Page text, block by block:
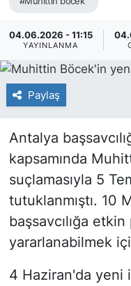
04.06.2026 - 11:15
YAYINLANMA
Paylaş
Antalya
kapsamında
suçlamasıyla 5
tutuklanmıştı. 10
başsavcılığa
yararlanabilmek
4 Haziran'da yeni